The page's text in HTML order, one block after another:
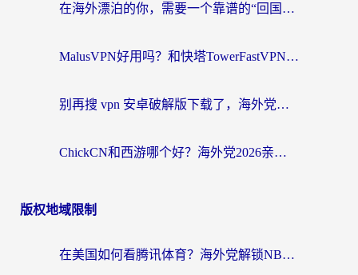
在海外漂泊的你，需要一个靠谱的“回国机场”
MalusVPN好用吗？和快塔TowerFastVPN对比哪个回国效果更好？海外党亲测实用指南
别再搜 vpn 安卓破解版下载了，海外党回国上网的正确姿势在这里
ChickCN和西游哪个好？海外党2026亲测回国加速器选择指南（附expressvpn中国对比）
版权地域限制
在美国如何看腾讯体育？海外党解锁NBA欧洲杯直播的终极攻略